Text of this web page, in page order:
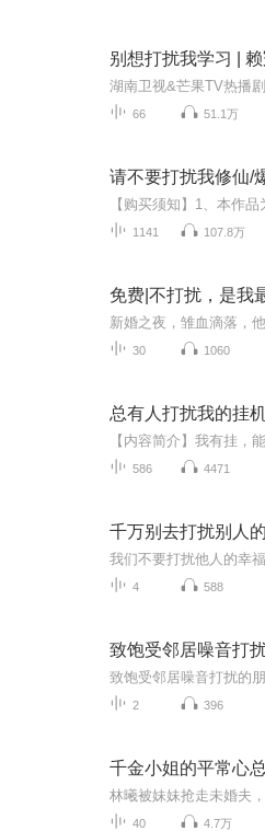
66 51.1万
1141 107.8万
免费|不打扰，是我
30 1060
总有人打扰我的挂
586 4471
千万别去打扰别人
4 588
致饱受邻居噪音打
致饱受邻居噪音打扰的
2 396
千金小姐的平常心
40 4.7万